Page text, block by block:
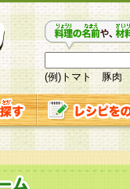
(例)トマト 豚肉